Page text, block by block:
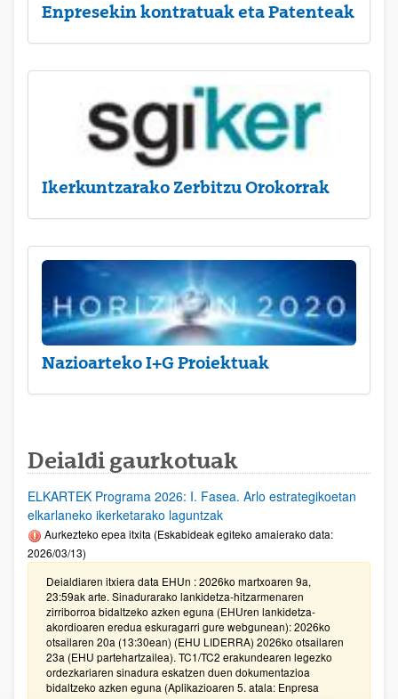
Enpresekin kontratuak eta Patenteak
Ikerkuntzarako Zerbitzu Orokorrak
Nazioarteko I+G Proiektuak
Deialdi gaurkotuak
ELKARTEK Programa 2026: I. Fasea. Arlo estrategikoetan
elkarlaneko ikerketarako laguntzak
Aurkezteko epea itxita (Eskabideak egiteko amaierako data:
2026/03/13)
Deialdiaren itxiera data EHUn : 2026ko martxoaren 9a,
23:59ak arte. Sinadurarako lankidetza-hitzarmenaren
zirriborroa bidaltzeko azken eguna (EHUren lankidetza-
akordioaren eredua eskuragarri gure webgunean): 2026ko
otsailaren 20a (13:30ean) (EHU LIDERRA) 2026ko otsailaren
23a (EHU partehartzailea). TC1/TC2 erakundearen legezko
ordezkariaren sinadura eskatzen duen dokumentazioa
bidaltzeko azken eguna (Aplikazioaren 5. atala: Enpresa